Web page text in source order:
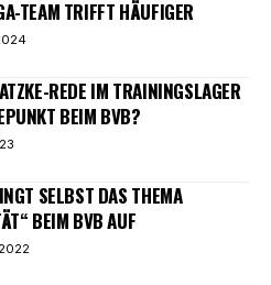
TEAM TRIFFT HÄUFIGER
REDE IM TRAININGSLAGER
BEIM BVB?
SELBST DAS THEMA
BEIM BVB AUF